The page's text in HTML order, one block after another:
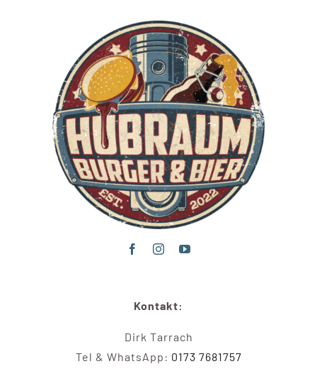
Kontakt:
Dirk Tarrach
Tel & WhatsApp: 0173 7681757‬